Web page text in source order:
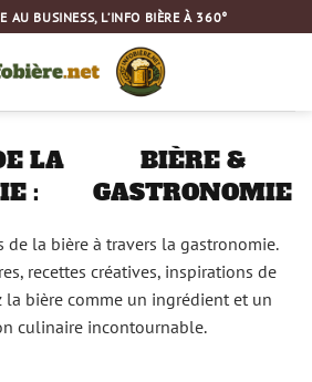
AU BUSINESS, L’INFO BIÈRE À 360°
BIÈRE &
GASTRONOMIE
de la bière à travers la gastronomie.
recettes créatives, inspirations de
la bière comme un ingrédient et un
culinaire incontournable.